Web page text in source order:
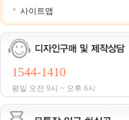
사이트맵
1544-1410
평일 오전 9시 ~ 오후 6시